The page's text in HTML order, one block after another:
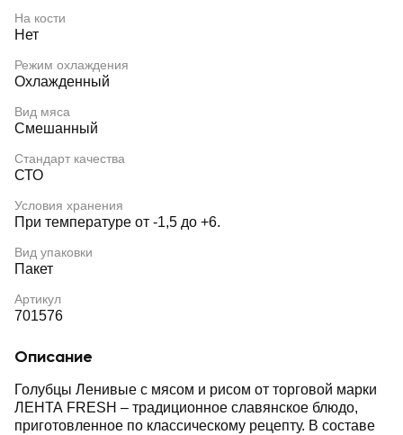
На кости
Нет
Режим охлаждения
Охлажденный
Вид мяса
Смешанный
Стандарт качества
СТО
Условия хранения
При температуре от -1,5 до +6.
Вид упаковки
Пакет
Артикул
701576
Описание
Голубцы Ленивые с мясом и рисом от торговой марки
ЛЕНТА FRESH – традиционное славянское блюдо,
приготовленное по классическому рецепту. В составе